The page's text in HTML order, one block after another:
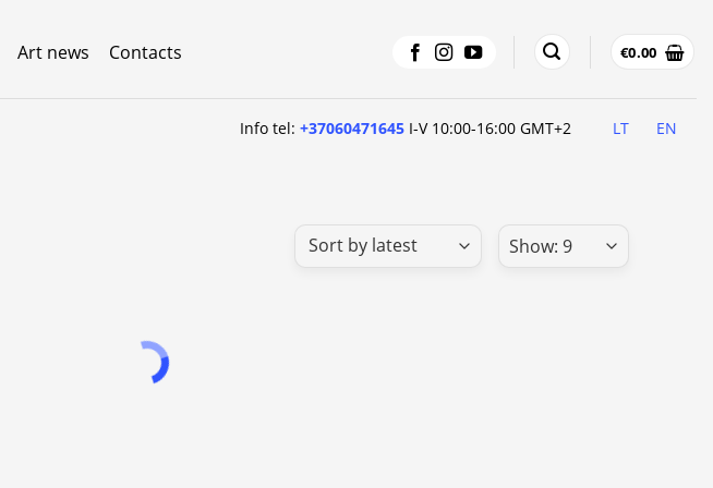
Art news Contacts €0.00
Info tel:+37060471645 I-V 10:00-16:00 GMT+2 LT EN